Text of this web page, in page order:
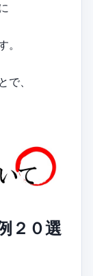
。
で、
２０選